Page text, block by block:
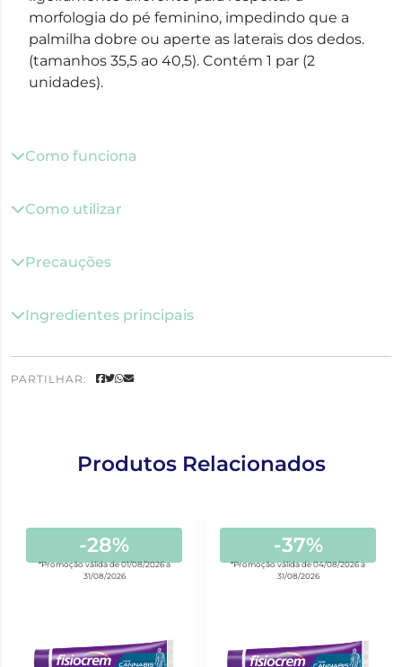
morfologia do pé feminino, impedindo que a
palmilha dobre ou aperte as laterais dos dedos.
(tamanhos 35,5 ao 40,5). Contém 1 par (2
unidades).
Como funciona
Como utilizar
Precauções
Ingredientes principais
PARTILHAR:
Produtos Relacionados
-28%
*Promoção válida de 01/08/2026 a
31/08/2026
-37%
*Promoção válida de 04/08/2026 a
31/08/2026